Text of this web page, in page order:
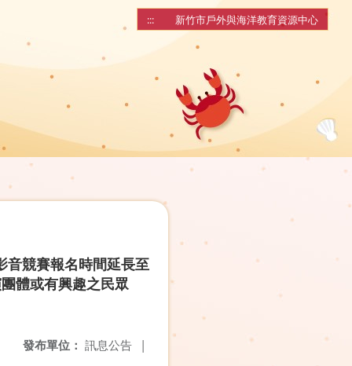
::: 新竹市戶外與海洋教育資源中心
音競賽報名時間延長至
體或有興趣之民眾
發布單位： 訊息公告 |